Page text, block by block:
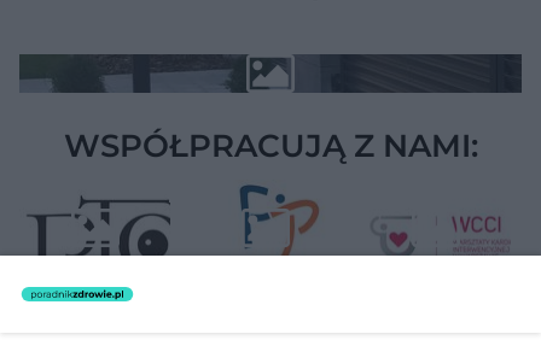
WSPÓŁPRACUJĄ Z NAMI: